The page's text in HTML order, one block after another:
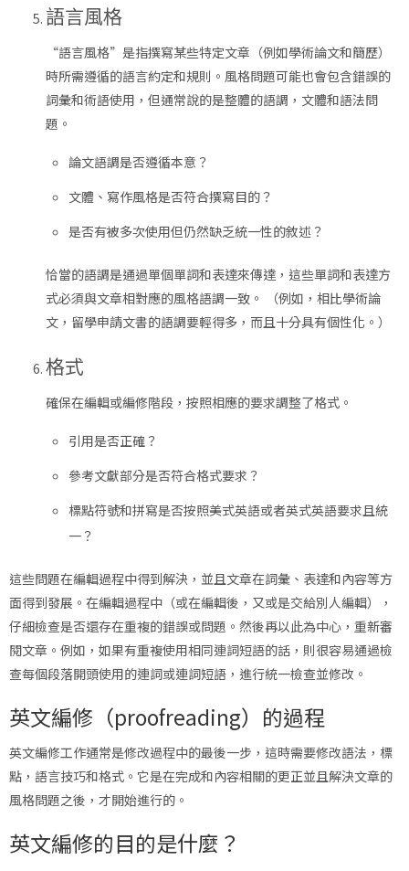
語言風格
“語言風格”是指撰寫某些特定文章（例如學術論文和簡歷）
時所需遵循的語言約定和規則。風格問題可能也會包含錯誤的
詞彙和術語使用，但通常說的是整體的語調，文體和語法問
題。
論文語調是否遵循本意？
文體、寫作風格是否符合撰寫目的？
是否有被多次使用但仍然缺乏統一性的敘述？
恰當的語調是通過單個單詞和表達來傳達，這些單詞和表達方
式必須與文章相對應的風格語調一致。 （例如，相比學術論
文，留學申請文書的語調要輕得多，而且十分具有個性化。）
格式
確保在編輯或編修階段，按照相應的要求調整了格式。
引用是否正確？
參考文獻部分是否符合格式要求？
標點符號和拼寫是否按照美式英語或者英式英語要求且統
一？
這些問題在編輯過程中得到解決，並且文章在詞彙、表達和內容等方
面得到發展。在編輯過程中（或在編輯後，又或是交給別人編輯），
仔細檢查是否還存在重複的錯誤或問題。然後再以此為中心，重新審
閱文章。例如，如果有重複使用相同連詞短語的話，則很容易通過檢
查每個段落開頭使用的連詞或連詞短語，進行統一檢查並修改。
英文編修（proofreading）的過程
英文編修工作通常是修改過程中的最後一步，這時需要修改語法，標
點，語言技巧和格式。它是在完成和內容相關的更正並且解決文章的
風格問題之後，才開始進行的。
英文編修的目的是什麼？